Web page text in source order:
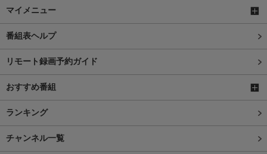
マイメニュー
番組表ヘルプ
リモート録画予約ガイド
おすすめ番組
ランキング
チャンネル一覧